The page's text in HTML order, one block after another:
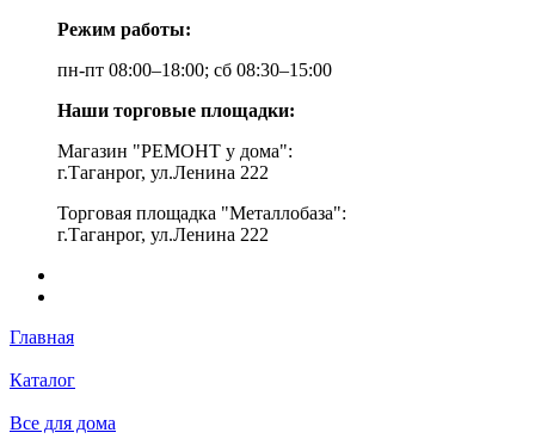
Режим работы:
пн-пт 08:00–18:00; сб 08:30–15:00
Наши торговые площадки:
Магазин "РЕМОНТ у дома":
г.Таганрог, ул.Ленина 222
Торговая площадка "Металлобаза":
г.Таганрог, ул.Ленина 222
Главная
Каталог
Все для дома